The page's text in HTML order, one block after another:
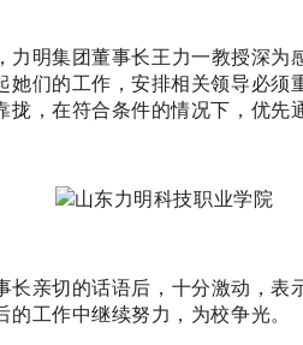
明集团董事长王力一教授深为
她们的工作，安排相关领导必须
，在符合条件的情况下，优先
亲切的话语后，十分激动，表
工作中继续努力，为校争光。